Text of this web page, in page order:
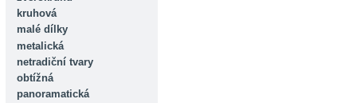
kruhová
malé dílky
metalická
netradiční tvary
obtížná
panoramatická